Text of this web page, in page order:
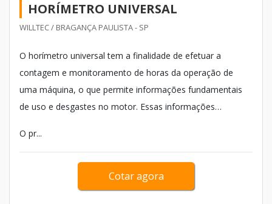
HORÍMETRO UNIVERSAL
WILLTEC / BRAGANÇA PAULISTA - SP
O horímetro universal tem a finalidade de efetuar a
contagem e monitoramento de horas da operação de
uma máquina, o que permite informações fundamentais
de uso e desgastes no motor. Essas informações
das máquinas nos momentos adequados, a fim de evitar
O pr...
Cotar agora